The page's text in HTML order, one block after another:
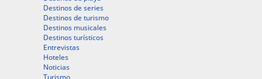
Destinos de series
Destinos de turismo
Destinos musicales
Destinos turísticos
Entrevistas
Hoteles
Noticias
Turismo